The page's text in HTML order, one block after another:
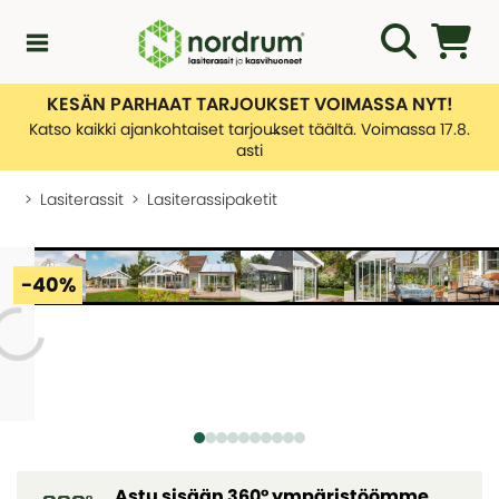
Kampanjat
KATEGORIAT
Yleiskatsaus - Uutuuksia
Rakentamislupa
Asiakaspalvelu
Tietoa toimituksistamme
Palautusten hallinnointi
Lasiterassiopas
KESÄN PARHAAT TARJOUKSET VOIMASSA NYT!
Katso kaikki ajankohtaiset tarjoukset täältä. Voimassa 17.8.
asti
Lasiterassit Lasiterassipaketit
-40%